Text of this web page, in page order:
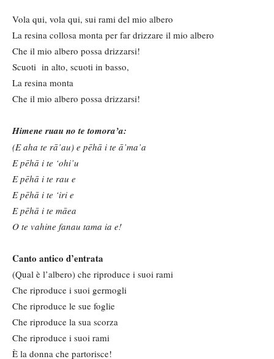
Vola qui, vola qui, sui rami del mio albero
La resina collosa monta per far drizzare il mio albero
Che il mio albero possa drizzarsi!
Scuoti in alto, scuoti in basso,
La resina monta
Che il mio albero possa drizzarsi!
Himene ruau no te tomora’a:
(E aha te rā’au) e pēhā i te ā’ma’a
E pēhā i te ‘ohi’u
E pēhā i te rau e
E pēhā i te ‘iri e
E pēhā i te māea
O te vahine fanau tama ia e!
Canto antico d’entrata
(Qual è l’albero) che riproduce i suoi rami
Che riproduce i suoi germogli
Che riproduce le sue foglie
Che riproduce la sua scorza
Che riproduce i suoi rami
È la donna che partorisce!